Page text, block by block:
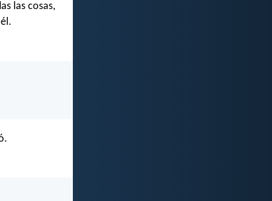
las cosas,